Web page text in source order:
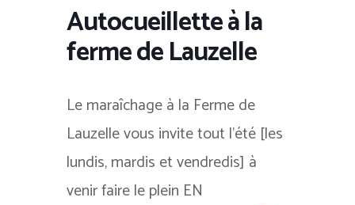
Autocueillette à la
ferme de Lauzelle
Le maraîchage à la Ferme de
Lauzelle vous invite tout l’été [les
lundis, mardis et vendredis] à
venir faire le plein EN